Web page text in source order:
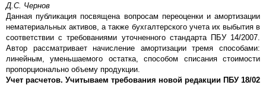
Д.С. Чернов
Данная публикация посвящена вопросам переоценки и амортизации
нематериальных активов, а также бухгалтерского учета их выбытия в
соответствии с требованиями уточненного стандарта ПБУ 14/2007.
Автор рассматривает начисление амортизации тремя способами:
линейным, уменьшаемого остатка, способом списания стоимости
пропорционально объему продукции.
Учет расчетов. Учитываем требования новой редакции ПБУ 18/02